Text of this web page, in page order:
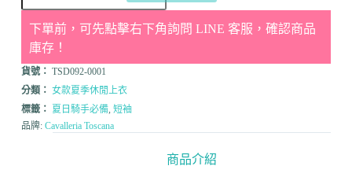
下單前，可先點擊右下角詢問 LINE 客服，確認商品
庫存！
貨號： TSD092-0001
分類： 女款夏季休閒上衣
標籤： 夏日騎手必備, 短袖
品牌: Cavalleria Toscana
商品介紹